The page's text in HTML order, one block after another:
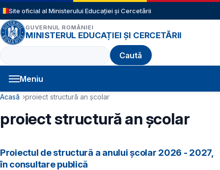
Sari la conținutul principal
Site oficial al Ministerului Educației și Cercetării
GUVERNUL ROMÂNIEI
MINISTERUL EDUCAȚIEI ȘI CERCETĂRII
Caută
Meniu
Navigație principală
Cale de navigare
Acasă proiect structură an școlar
proiect structură an școlar
Proiectul de structură a anului școlar 2026 - 2027,
în consultare publică